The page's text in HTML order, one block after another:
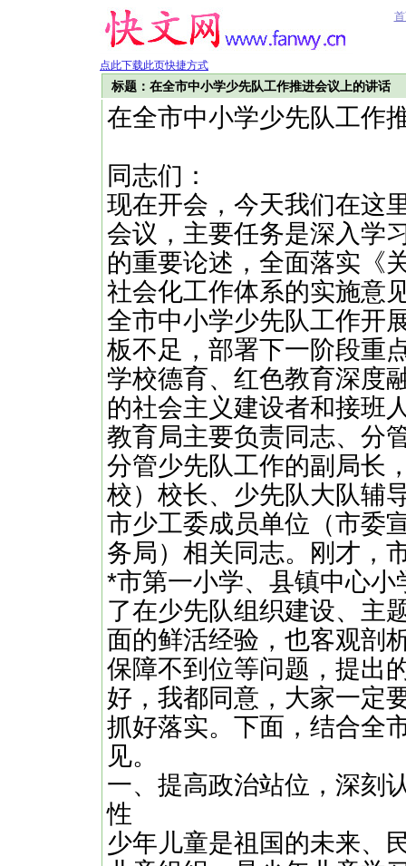
点此下载此页快捷方式
标题：在全市中小学少先队工作推进会议上的讲话
在全市中小学少先队工作
同志们：
现在开会，今天我们在这
会议，主要任务是深入学
的重要论述，全面落实《
社会化工作体系的实施意
全市中小学少先队工作开
板不足，部署下一阶段重
学校德育、红色教育深度
的社会主义建设者和接班
教育局主要负责同志、分
分管少先队工作的副局长
校）校长、少先队大队辅
市少工委成员单位（市委
务局）相关同志。刚才，
*市第一小学、县镇中心
了在少先队组织建设、主
面的鲜活经验，也客观剖
保障不到位等问题，提出
好，我都同意，大家一定
抓好落实。下面，结合全
见。
一、提高政治站位，深刻
性
少年儿童是祖国的未来、